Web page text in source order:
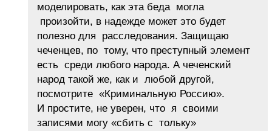
моделировать, как эта беда могла
произойти, в надежде может это будет
полезно для расследования. Защищаю
чеченцев, по тому, что преступный элемент
есть среди любого народа. А чеченский
народ такой же, как и любой другой,
посмотрите «Криминальную Россию».
И простите, не уверен, что я своими
записями могу «сбить с тольку»